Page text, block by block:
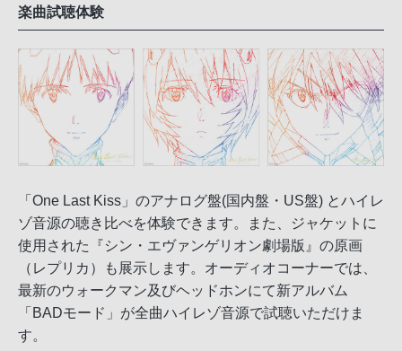
楽曲試聴体験
「One Last Kiss」のアナログ盤(国内盤・US盤) とハイレ
ゾ音源の聴き比べを体験できます。また、ジャケットに
使用された『シン・エヴァンゲリオン劇場版』の原画
（レプリカ）も展示します。オーディオコーナーでは、
最新のウォークマン及びヘッドホンにて新アルバム
「BADモード」が全曲ハイレゾ音源で試聴いただけま
す。